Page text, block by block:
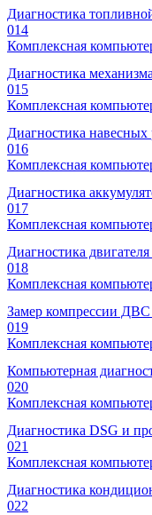
Диагностика
014
Комплексная
Диагностика
015
Комплексная
Диагностика навесных
016
Комплексная
Диагностика
017
Комплексная
Диагностика
018
Комплексная
Замер компрессии ДВС
019
Комплексная
Компьютерная
020
Комплексная
Диагностика DSG и
021
Комплексная
Диагностика
022